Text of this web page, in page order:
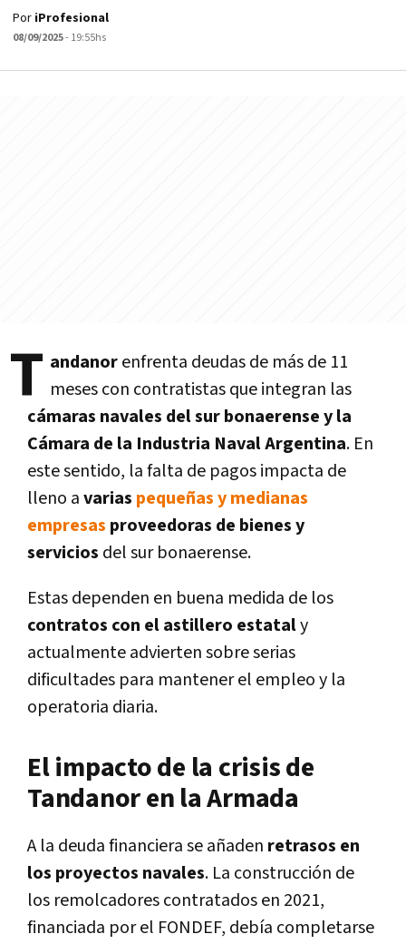
Por iProfesional
08/09/2025- 19:55hs
T andanorenfrenta deudas de más de 11
meses con contratistas que integran las
cámaras navales del sur bonaerense y la
Cámara de la Industria Naval Argentina. En
este sentido, la falta de pagos impacta de
lleno avarias pequeñas y medianas
empresas proveedoras de bienes y
servicios del sur bonaerense.
Estas dependen en buena medida de los
contratos con el astillero estataly
actualmente advierten sobre serias
dificultades para mantener el empleo y la
operatoria diaria.
El impacto de la crisis de
Tandanor en la Armada
A la deuda financiera se añaden retrasos en
los proyectos navales. La construcción de
los remolcadores contratados en 2021,
financiada por el FONDEF, debía completarse